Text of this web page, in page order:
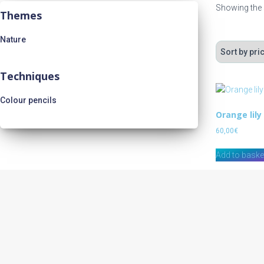
Themes
Nature
Techniques
Colour pencils
Showing the
Orange lily
60,00€
Add to